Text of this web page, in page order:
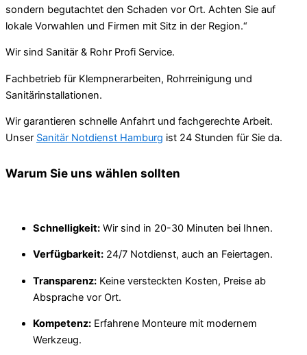
sondern begutachtet den Schaden vor Ort. Achten Sie auf
lokale Vorwahlen und Firmen mit Sitz in der Region.“
Wir sind Sanitär & Rohr Profi Service.
Fachbetrieb für Klempnerarbeiten, Rohrreinigung und
Sanitärinstallationen.
Wir garantieren schnelle Anfahrt und fachgerechte Arbeit.
Unser Sanitär Notdienst Hamburg ist 24 Stunden für Sie da.
Warum Sie uns wählen sollten
Schnelligkeit: Wir sind in 20-30 Minuten bei Ihnen.
Verfügbarkeit: 24/7 Notdienst, auch an Feiertagen.
Transparenz: Keine versteckten Kosten, Preise ab
Absprache vor Ort.
Kompetenz: Erfahrene Monteure mit modernem
Werkzeug.